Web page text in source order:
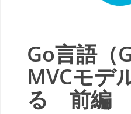
Go言語（
MVCモデ
る 前編